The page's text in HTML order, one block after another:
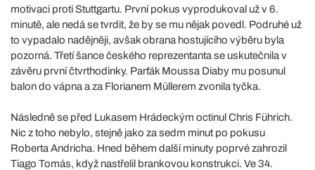
motivaci proti Stuttgartu. První pokus vyprodukoval už v 6.
minutě, ale nedá se tvrdit, že by se mu nějak povedl. Podruhé už
to vypadalo nadějněji, avšak obrana hostujícího výběru byla
pozorná. Třetí šance českého reprezentanta se uskutečnila v
závěru první čtvrthodinky. Parťák Moussa Diaby mu posunul
balon do vápna a za Florianem Müllerem zvonila tyčka.
Následně se před Lukasem Hrádeckým octinul Chris Führich.
Nic z toho nebylo, stejně jako za sedm minut po pokusu
Roberta Andricha. Hned během další minuty poprvé zahrozil
Tiago Tomás, když nastřelil brankovou konstrukci. Ve 34.